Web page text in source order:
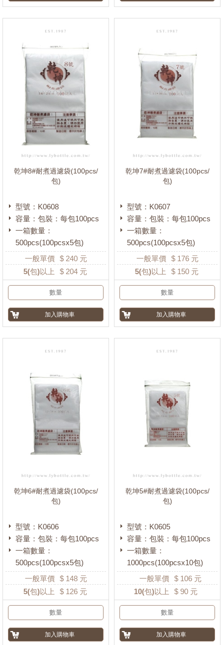
乾坤8#耐煮過濾袋(100pcs/
包)
型號：K0608
容量：包裝：每包100pcs
一箱數量：
500pcs(100pcsx5包)
一般單價 $ 240 元
5(包)以上 $ 204 元
乾坤7#耐煮過濾袋(100pcs/
包)
型號：K0607
容量：包裝：每包100pcs
一箱數量：
500pcs(100pcsx5包)
一般單價 $ 176 元
5(包)以上 $ 150 元
乾坤6#耐煮過濾袋(100pcs/
包)
型號：K0606
容量：包裝：每包100pcs
一箱數量：
500pcs(100pcsx5包)
一般單價 $ 148 元
5(包)以上 $ 126 元
乾坤5#耐煮過濾袋(100pcs/
包)
型號：K0605
容量：包裝：每包100pcs
一箱數量：
1000pcs(100pcsx10包)
一般單價 $ 106 元
10(包)以上 $ 90 元